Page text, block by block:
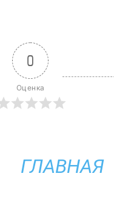
0
Оценка
ГЛАВНАЯ